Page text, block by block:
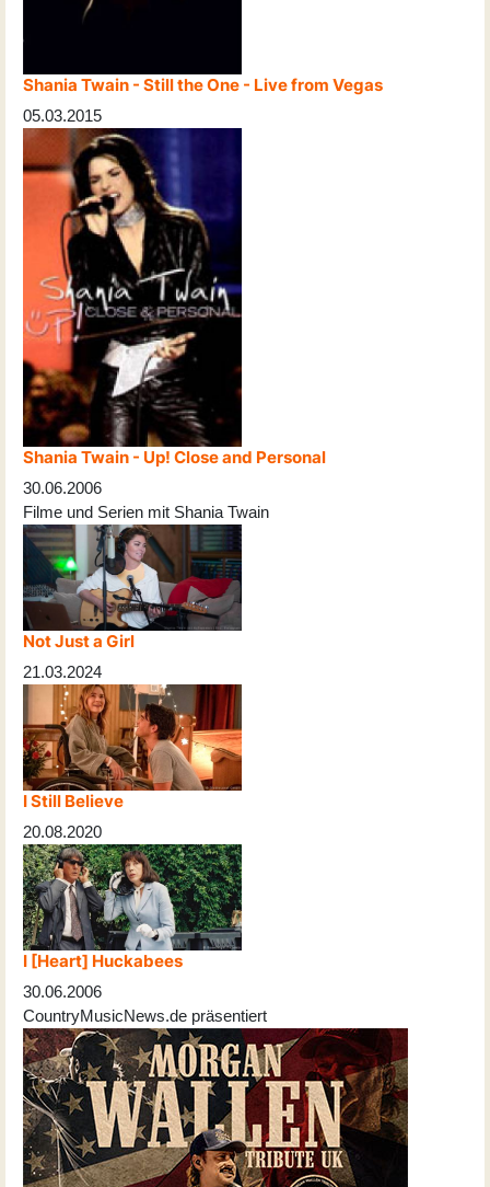
Shania Twain - Still the One - Live from Vegas
05.03.2015
Shania Twain - Up! Close and Personal
30.06.2006
Filme und Serien mit Shania Twain
Not Just a Girl
21.03.2024
I Still Believe
20.08.2020
I [Heart] Huckabees
30.06.2006
CountryMusicNews.de präsentiert